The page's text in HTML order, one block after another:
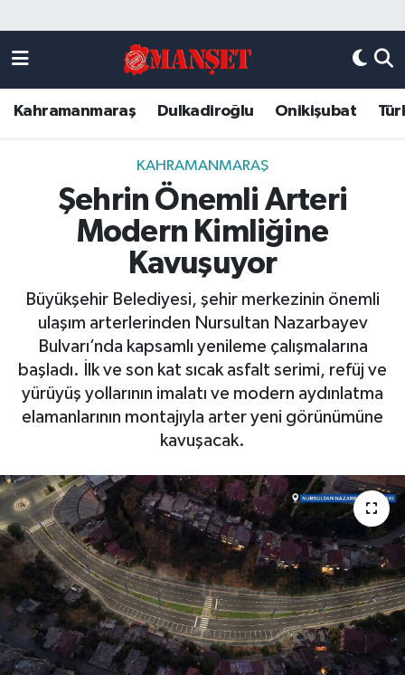
Kahramanmaraş Dulkadiroğlu Onikişubat
KAHRAMANMARAŞ
Şehrin Önemli Arteri
Modern Kimliğine
Kavuşuyor
Büyükşehir Belediyesi, şehir merkezinin önemli
ulaşım arterlerinden Nursultan Nazarbayev
Bulvarı’nda kapsamlı yenileme çalışmalarına
başladı. İlk ve son kat sıcak asfalt serimi, refüj ve
yürüyüş yollarının imalatı ve modern aydınlatma
elamanlarının montajıyla arter yeni görünümüne
kavuşacak.
DULKADİROĞLU
KAHRAMANMARAŞ
ONİKİŞUBAT
ÖZEL HABER
Künye
Kahramanmaraş Nöbetçi Eczaneler
Kahramanmaraş Hava Durumu
Kahramanmaraş Trafik Yoğunluk Haritası
Süper Lig Puan Durumu ve Fikstür
Tüm Manşetler
Son Dakika Haberleri
Haber Arşivi